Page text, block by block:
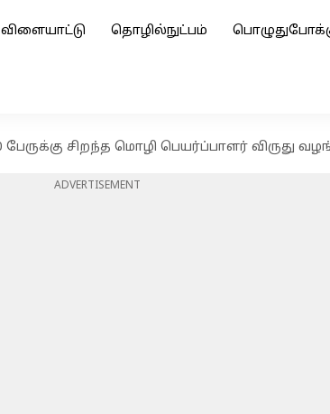
விளையாட்டு தொழில்நுட்பம்
பேருக்கு சிறந்த மொழி பெயர்ப்பாளர் விருது
ADVERTISEMENT